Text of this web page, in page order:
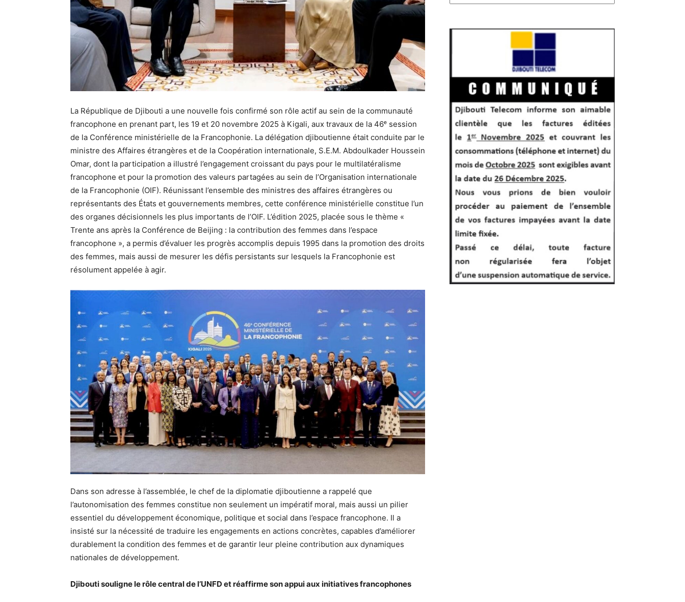
La République de Djibouti a une nouvelle fois confirmé son rôle actif au sein de la communauté
francophone en prenant part, les 19 et 20 novembre 2025 à Kigali, aux travaux de la 46ᵉ session
de la Conférence ministérielle de la Francophonie. La délégation djiboutienne était conduite par le
ministre des Affaires étrangères et de la Coopération internationale, S.E.M. Abdoulkader Houssein
Omar, dont la participation a illustré l’engagement croissant du pays pour le multilatéralisme
francophone et pour la promotion des valeurs partagées au sein de l’Organisation internationale
de la Francophonie (OIF). Réunissant l’ensemble des ministres des affaires étrangères ou
représentants des États et gouvernements membres, cette conférence ministérielle constitue l’un
des organes décisionnels les plus importants de l’OIF. L’édition 2025, placée sous le thème «
Trente ans après la Conférence de Beijing : la contribution des femmes dans l’espace
francophone », a permis d’évaluer les progrès accomplis depuis 1995 dans la promotion des droits
des femmes, mais aussi de mesurer les défis persistants sur lesquels la Francophonie est
résolument appelée à agir.
Dans son adresse à l’assemblée, le chef de la diplomatie djiboutienne a rappelé que
l’autonomisation des femmes constitue non seulement un impératif moral, mais aussi un pilier
essentiel du développement économique, politique et social dans l’espace francophone. Il a
insisté sur la nécessité de traduire les engagements en actions concrètes, capables d’améliorer
durablement la condition des femmes et de garantir leur pleine contribution aux dynamiques
nationales de développement.
Djibouti souligne le rôle central de l’UNFD et réaffirme son appui aux initiatives francophones